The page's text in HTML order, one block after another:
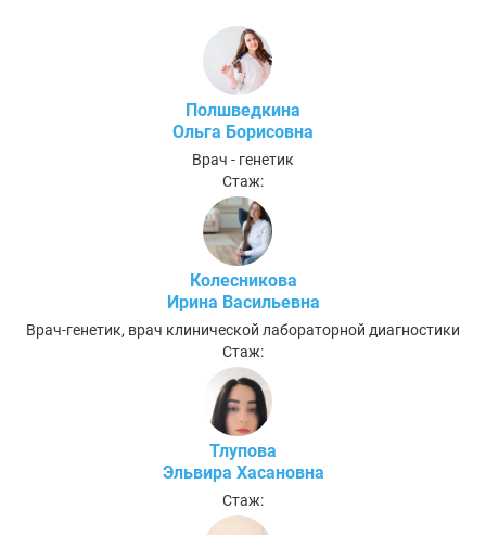
Полшведкина
Ольга Борисовна
Врач - генетик
Стаж:
Колесникова
Ирина Васильевна
Врач-генетик, врач клинической лабораторной диагностики
Стаж:
Тлупова
Эльвира Хасановна
Стаж: